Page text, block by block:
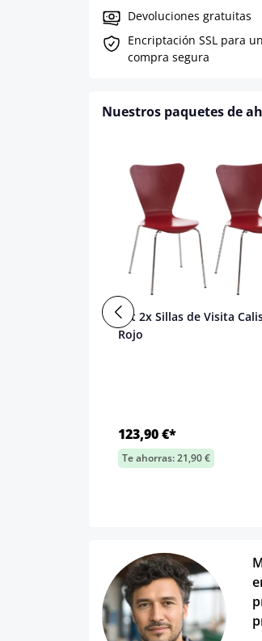
Devoluciones gratuitas
Encriptación SSL para
compra segura
Nuestros paquetes de
Set 2x Sillas de Visita
Rojo
123,90 €*
Te ahorras: 21,90 €